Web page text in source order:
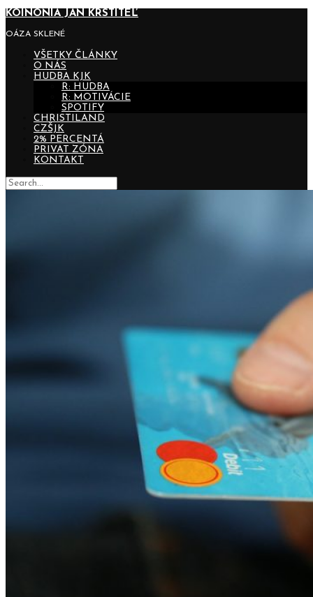
KOINONIA JÁN KRSTITEĽ
OÁZA SKLENÉ
VŠETKY ČLÁNKY
O NÁS
HUDBA KJK
R: HUDBA
R: MOTIVÁCIE
SPOTIFY
CHRISTILAND
CZŠJK
2% PERCENTÁ
PRIVAT ZÓNA
KONTAKT